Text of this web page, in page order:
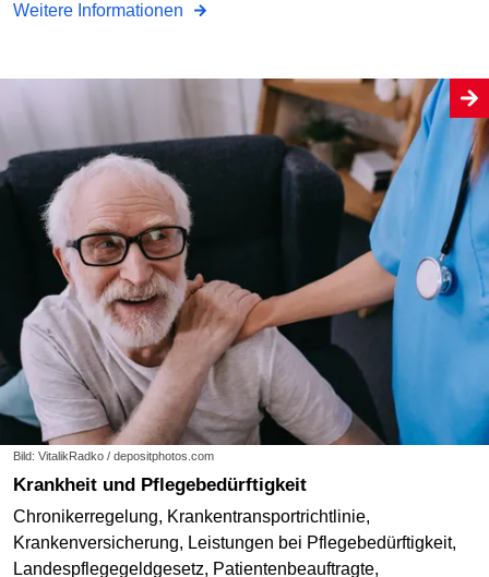
Weitere Informationen
Bild: VitalikRadko / depositphotos.com
Krankheit und Pflegebedürftigkeit
Chronikerregelung, Krankentransportrichtlinie,
Krankenversicherung, Leistungen bei Pflegebedürftigkeit,
Landespflegegeldgesetz, Patientenbeauftragte,